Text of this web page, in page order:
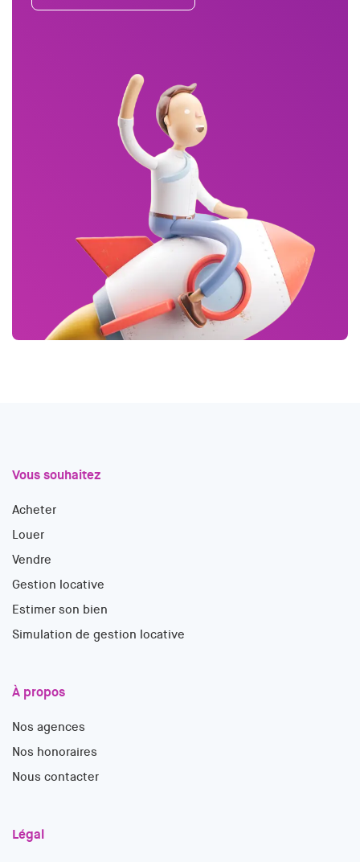
Vous souhaitez
Acheter
Louer
Vendre
Gestion locative
Estimer son bien
Simulation de gestion locative
À propos
Nos agences
Nos honoraires
Nous contacter
Légal